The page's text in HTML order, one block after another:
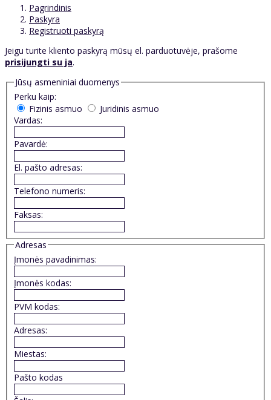
Pagrindinis
Paskyra
Registruoti paskyrą
Jeigu turite kliento paskyrą mūsų el. parduotuvėje, prašome
prisijungti su ja.
Jūsų asmeniniai duomenys
Perku kaip:
Fizinis asmuo
Juridinis asmuo
Vardas:
Pavardė:
El. pašto adresas:
Telefono numeris:
Faksas:
Adresas
Įmonės pavadinimas:
Įmonės kodas:
PVM kodas:
Adresas:
Miestas:
Pašto kodas